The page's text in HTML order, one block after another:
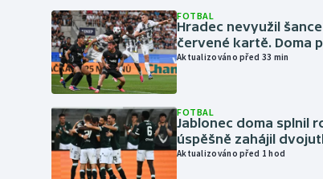
FOTBAL
Hradec nevyužil
červené kartě. Doma
Aktualizováno před 33 min
FOTBAL
Jablonec doma splnil
úspěšně zahájil
Aktualizováno před 1 hod